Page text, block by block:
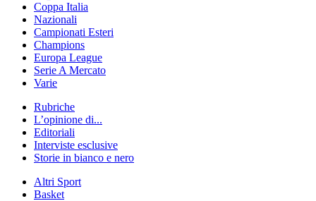
Coppa Italia
Nazionali
Campionati Esteri
Champions
Europa League
Serie A Mercato
Varie
Rubriche
L’opinione di...
Editoriali
Interviste esclusive
Storie in bianco e nero
Altri Sport
Basket